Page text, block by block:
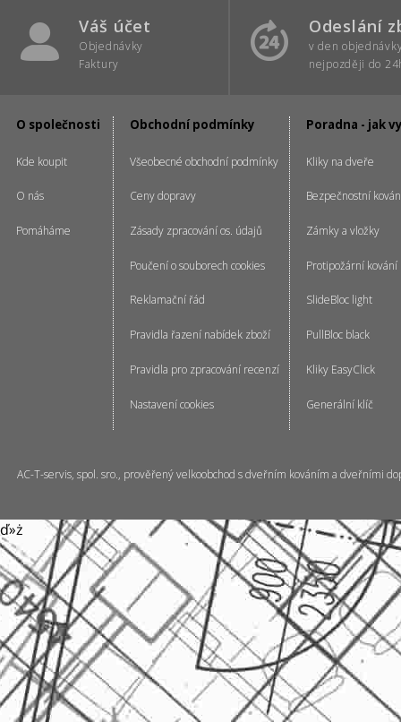
Váš účet
Objednávky
Faktury
Odeslání
v den
nejpozději do
O společnosti
Kde koupit
O nás
Pomáháme
Obchodní podmínky
Všeobecné obchodní podmínky
Ceny dopravy
Zásady zpracování os. údajů
Poučení o souborech cookies
Reklamační řád
Pravidla řazení nabídek zboží
Pravidla pro zpracování recenzí
Nastavení cookies
Poradna - jak
Kliky na dveře
Bezpečnostní
Zámky a vložky
Protipožární kování
SlideBloc light
PullBloc black
Kliky EasyClick
Generální klíč
AC-T-servis, spol. sro., prověřený velkoobchod s dveřním kováním a dveřními
ď»ż